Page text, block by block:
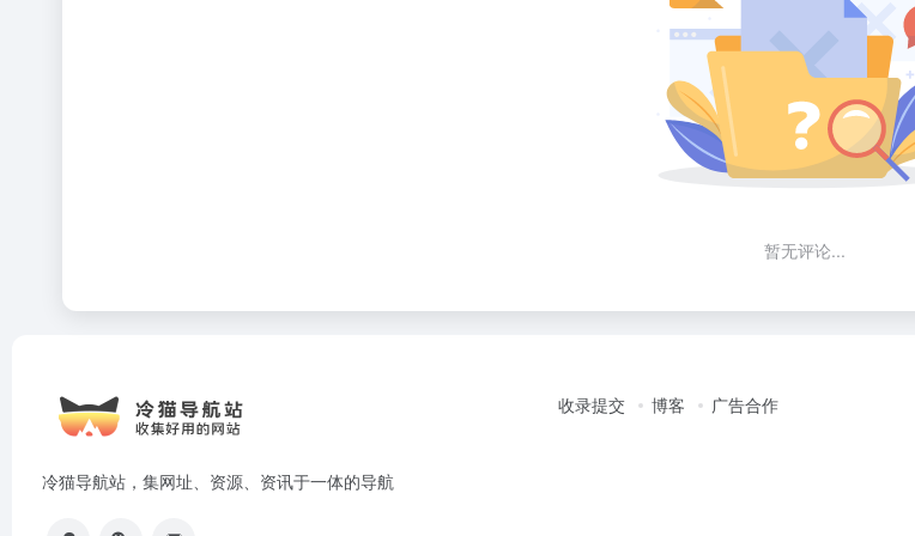
暂无评论...
冷猫导航站，集网址、资源、资讯于一体的导航
收录提交 博客 广告合作